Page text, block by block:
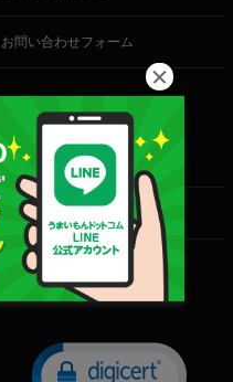
お問い合わせフォーム
ご利用規約
特定商取引法に基づく表記